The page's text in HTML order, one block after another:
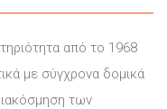
από το 1968
με σύγχρονα δομικά
των